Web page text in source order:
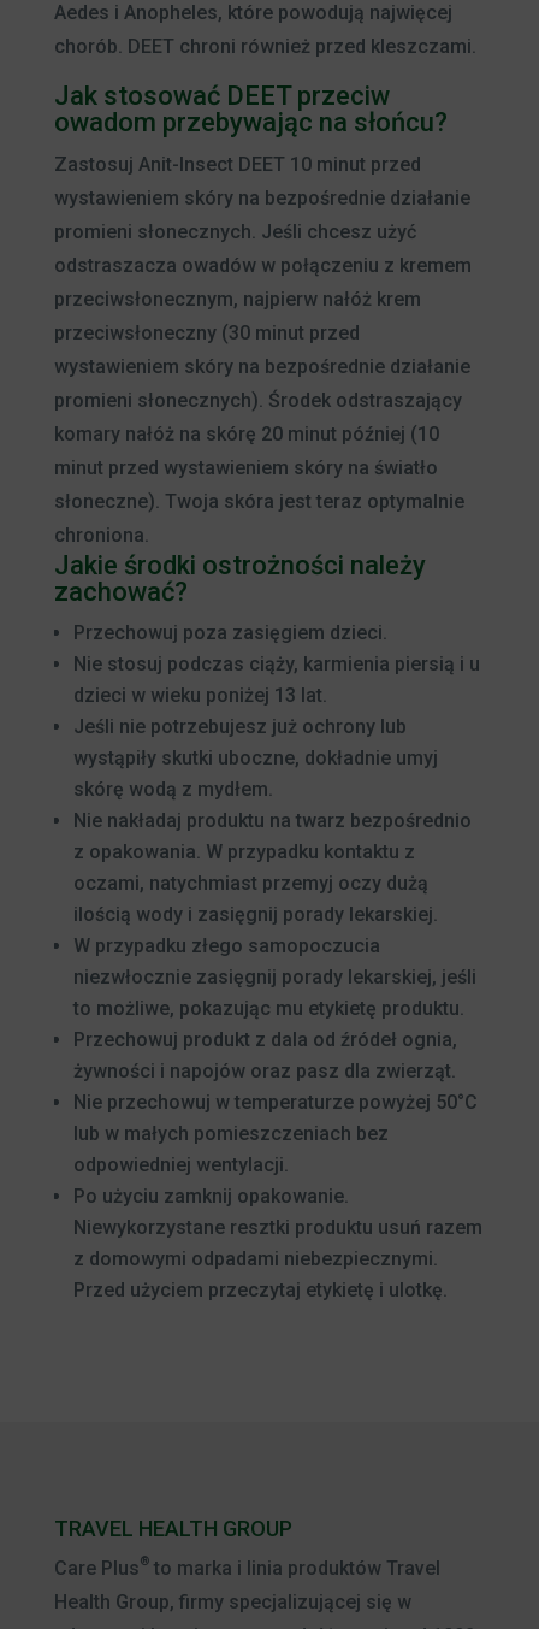
Aedes i Anopheles, które powodują najwięcej
chorób. DEET chroni również przed kleszczami.
Jak stosować DEET przeciw
owadom przebywając na słońcu?
Zastosuj Anit-Insect DEET 10 minut przed
wystawieniem skóry na bezpośrednie działanie
promieni słonecznych. Jeśli chcesz użyć
odstraszacza owadów w połączeniu z kremem
przeciwsłonecznym, najpierw nałóż krem
przeciwsłoneczny (30 minut przed
wystawieniem skóry na bezpośrednie działanie
promieni słonecznych). Środek odstraszający
komary nałóż na skórę 20 minut później (10
minut przed wystawieniem skóry na światło
słoneczne). Twoja skóra jest teraz optymalnie
chroniona.
Jakie środki ostrożności należy
zachować?
Przechowuj poza zasięgiem dzieci.
Nie stosuj podczas ciąży, karmienia piersią i u
dzieci w wieku poniżej 13 lat.
Jeśli nie potrzebujesz już ochrony lub
wystąpiły skutki uboczne, dokładnie umyj
skórę wodą z mydłem.
Nie nakładaj produktu na twarz bezpośrednio
z opakowania. W przypadku kontaktu z
oczami, natychmiast przemyj oczy dużą
ilością wody i zasięgnij porady lekarskiej.
W przypadku złego samopoczucia
niezwłocznie zasięgnij porady lekarskiej, jeśli
to możliwe, pokazując mu etykietę produktu.
Przechowuj produkt z dala od źródeł ognia,
żywności i napojów oraz pasz dla zwierząt.
Nie przechowuj w temperaturze powyżej 50°C
lub w małych pomieszczeniach bez
odpowiedniej wentylacji.
Po użyciu zamknij opakowanie.
Niewykorzystane resztki produktu usuń razem
z domowymi odpadami niebezpiecznymi.
Przed użyciem przeczytaj etykietę i ulotkę.
TRAVEL HEALTH GROUP
Care Plus®to marka i linia produktów Travel
Health Group, firmy specjalizującej się w